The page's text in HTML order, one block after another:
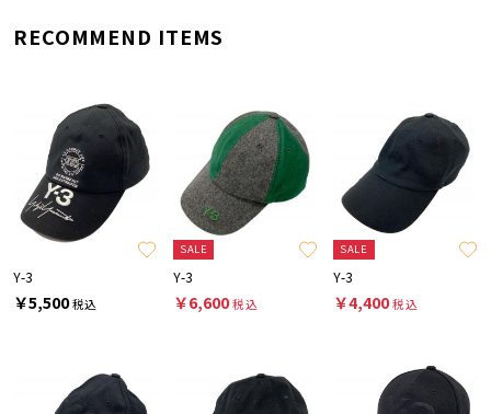
RECOMMEND ITEMS
Y-3
￥5,500税込
SALE
Y-3
￥6,600税込
SALE
Y-3
￥4,400税込